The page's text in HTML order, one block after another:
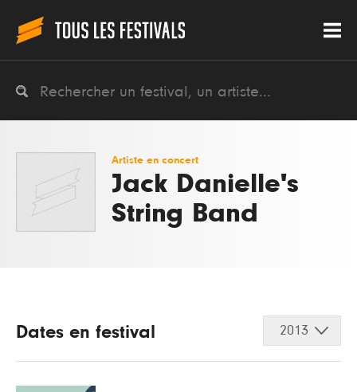
Artiste en concert
Jack Danielle's
String Band
Dates en festival 2013